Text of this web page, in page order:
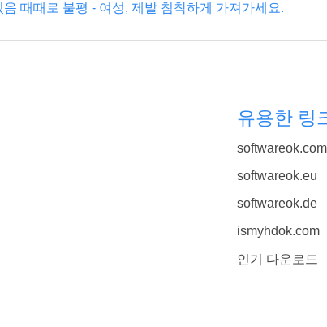
때때로 불평 - 여성, 제발 침착하게 가져가세요.
유용한 링
softwareok.com
softwareok.eu
softwareok.de
ismyhdok.com
인기 다운로드